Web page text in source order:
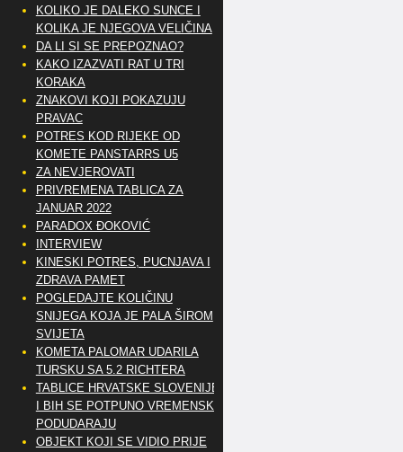
KOLIKO JE DALEKO SUNCE I
KOLIKA JE NJEGOVA VELIČINA
DA LI SI SE PREPOZNAO?
KAKO IZAZVATI RAT U TRI
KORAKA
ZNAKOVI KOJI POKAZUJU
PRAVAC
POTRES KOD RIJEKE OD
KOMETE PANSTARRS U5
ZA NEVJEROVATI
PRIVREMENA TABLICA ZA
JANUAR 2022
PARADOX ĐOKOVIĆ
INTERVIEW
KINESKI POTRES, PUCNJAVA I
ZDRAVA PAMET
POGLEDAJTE KOLIČINU
SNIJEGA KOJA JE PALA ŠIROM
SVIJETA
KOMETA PALOMAR UDARILA
TURSKU SA 5.2 RICHTERA
TABLICE HRVATSKE SLOVENIJE
I BIH SE POTPUNO VREMENSKI
PODUDARAJU
OBJEKT KOJI SE VIDIO PRIJE